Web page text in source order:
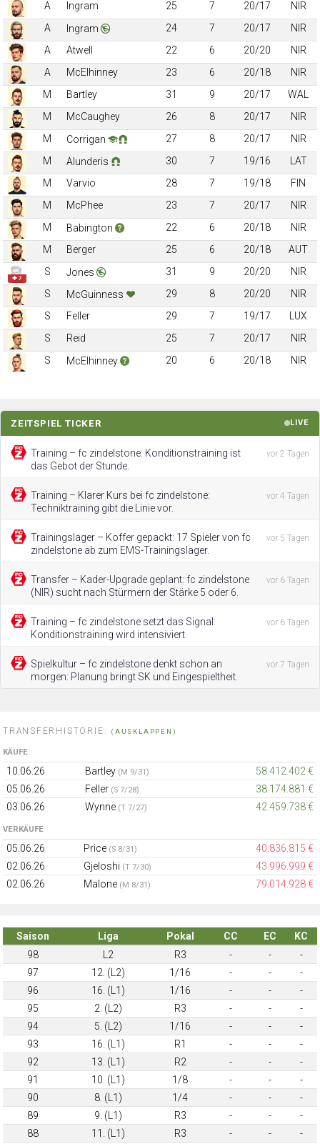
A
Ingram 25 7 20/17
NIR
A
Ingram 24 7 20/17
NIR
A
Atwell 22 6 20/20
NIR
A
McElhinney 23 6 20/18
NIR
M
Bartley 31 9 20/17
WAL
M
McCaughey 26 8 20/17
NIR
M
Corrigan 27 8 20/17
NIR
M
Alunderis 30 7 19/16
LAT
M
Varvio 28 7 19/18
FIN
M
McPhee 23 7 20/17
NIR
M
Babington 22 6 20/18
NIR
M
Berger 25 6 20/18 AUT
✚ 7
S Jones 31 9 20/20
NIR
S
McGuinness 29 8 20/20
NIR
S
Feller 29 7 19/17
LUX
S
Reid 25 7 20/17
NIR
S
McElhinney 20 6 20/18 NIR
ZEITSPIEL TICKER LIVE
Training – fc zindelstone: Konditionstraining ist
das Gebot der Stunde.
vor 2 Tagen
Training – Klarer Kurs bei fc zindelstone:
Techniktraining gibt die Linie vor.
vor 4 Tagen
Trainingslager – Koffer gepackt: 17 Spieler von fc
zindelstone ab zum EMS-Trainingslager.
vor 5 Tagen
Transfer – Kader-Upgrade geplant: fc zindelstone
(NIR) sucht nach Stürmern der Stärke 5 oder 6.
vor 6 Tagen
Training – fc zindelstone setzt das Signal:
Konditionstraining wird intensiviert.
vor 6 Tagen
Spielkultur – fc zindelstone denkt schon an
morgen: Planung bringt SK und Eingespieltheit.
vor 7 Tagen
TRANSFERHISTORIE: (AUSKLAPPEN)
KÄUFE
10.06.26 Bartley (M 9/31)
58.412.402 €
05.06.26
Feller (S 7/28)
38.174.881 €
03.06.26
Wynne (T 7/27) 42.459.738 €
VERKÄUFE
05.06.26 Price (S 8/31)
40.836.815 €
02.06.26
Gjeloshi (T 7/30)
43.996.999 €
02.06.26
Malone (M 8/31) 79.014.928 €
Saison Liga Pokal CC EC
KC
98
L2 R3 - -
-
97
12. (L2) 1/16 - -
-
96
16. (L1) 1/16 - -
-
95
2. (L2) R3 - -
-
94
5. (L2) 1/16 - -
-
93
16. (L1) R1 - -
-
92
13. (L1) R2 - -
-
91
10. (L1) 1/8 - -
-
90
8. (L1) 1/4 - -
-
89
9. (L1) R3 - -
-
88
11. (L1) R3 - - -